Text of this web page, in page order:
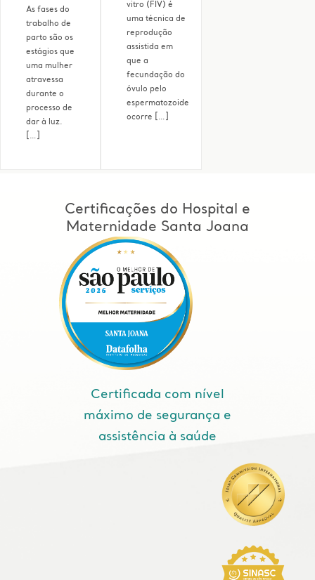
As fases do
trabalho de
parto são os
estágios que
uma mulher
atravessa
durante o
processo de
dar à luz.
[…]
vitro (FIV) é
uma técnica de
reprodução
assistida em
que a
fecundação do
óvulo pelo
espermatozoide
ocorre […]
Certificações do Hospital e
Maternidade Santa Joana
Certificada com nível
máximo de segurança e
assistência à saúde